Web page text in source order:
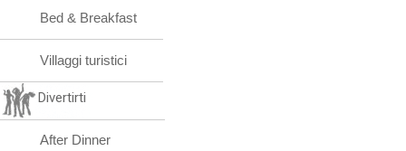
Bed & Breakfast
Villaggi turistici
Divertirti
After Dinner